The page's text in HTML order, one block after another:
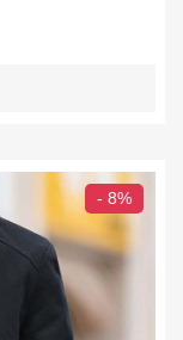
- 8%